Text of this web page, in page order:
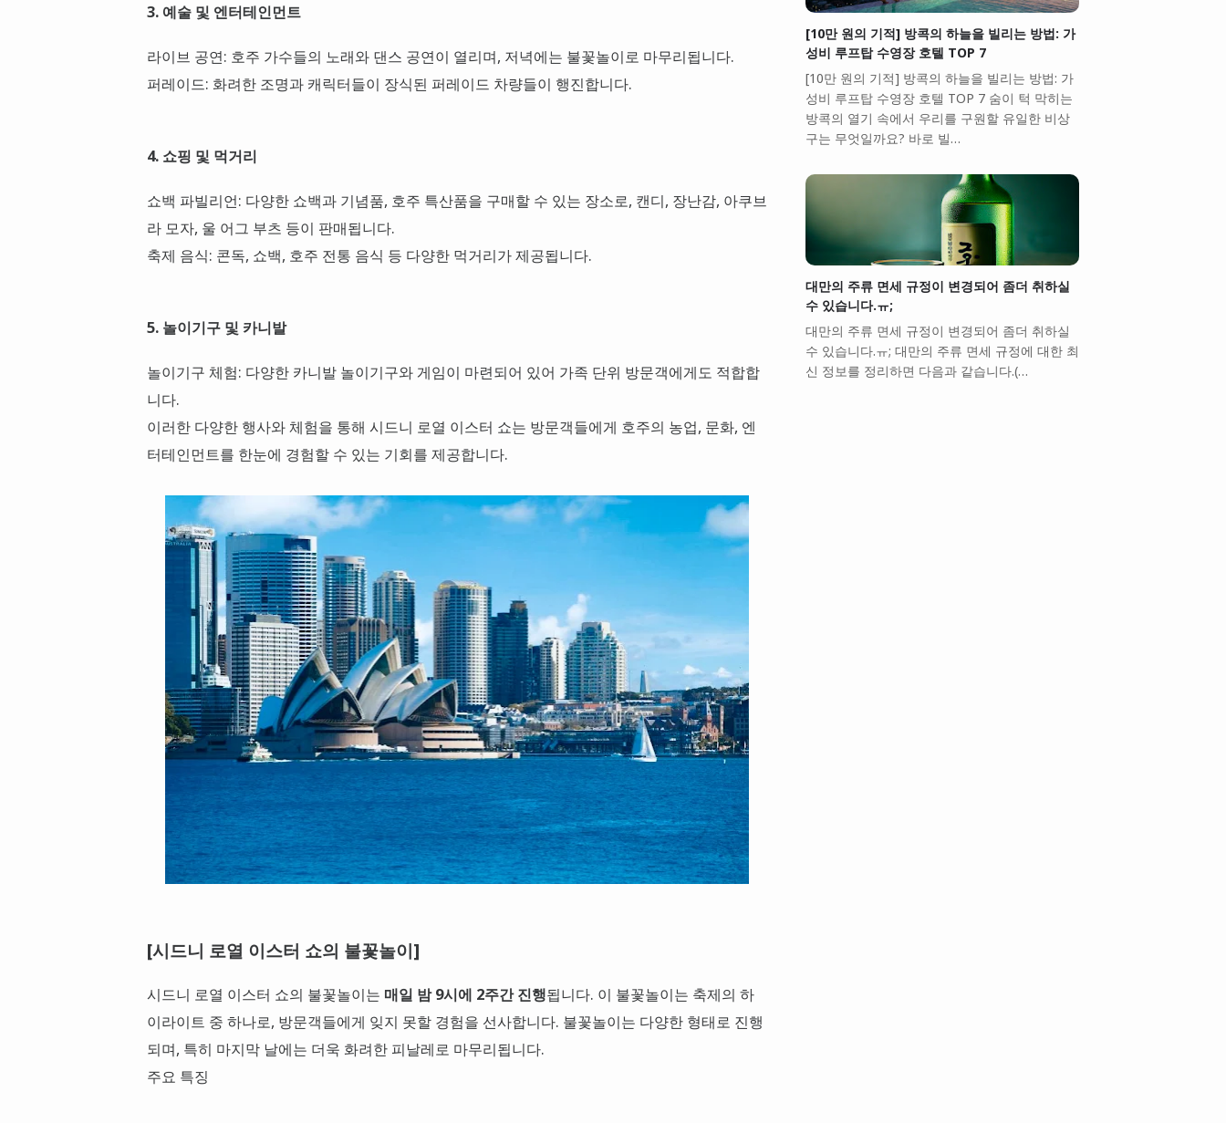
3. 예술 및 엔터테인먼트
라이브 공연: 호주 가수들의 노래와 댄스 공연이 열리며, 저녁에는 불꽃놀이로 마무리됩니다.
퍼레이드: 화려한 조명과 캐릭터들이 장식된 퍼레이드 차량들이 행진합니다.
4. 쇼핑 및 먹거리
쇼백 파빌리언: 다양한 쇼백과 기념품, 호주 특산품을 구매할 수 있는 장소로, 캔디, 장난감, 아쿠브
라 모자, 울 어그 부츠 등이 판매됩니다.
축제 음식: 콘독, 쇼백, 호주 전통 음식 등 다양한 먹거리가 제공됩니다.
5. 놀이기구 및 카니발
놀이기구 체험: 다양한 카니발 놀이기구와 게임이 마련되어 있어 가족 단위 방문객에게도 적합합
니다.
이러한 다양한 행사와 체험을 통해 시드니 로열 이스터 쇼는 방문객들에게 호주의 농업, 문화, 엔
터테인먼트를 한눈에 경험할 수 있는 기회를 제공합니다.
[시드니 로열 이스터 쇼의 불꽃놀이]
시드니 로열 이스터 쇼의 불꽃놀이는 매일 밤 9시에 2주간 진행됩니다. 이 불꽃놀이는 축제의 하
이라이트 중 하나로, 방문객들에게 잊지 못할 경험을 선사합니다. 불꽃놀이는 다양한 형태로 진행
되며, 특히 마지막 날에는 더욱 화려한 피날레로 마무리됩니다.
주요 특징
[10만 원의 기적] 방콕의 하늘을 빌리는 방법: 가
성비 루프탑 수영장 호텔 TOP 7
[10만 원의 기적] 방콕의 하늘을 빌리는 방법: 가
성비 루프탑 수영장 호텔 TOP 7 숨이 턱 막히는
방콕의 열기 속에서 우리를 구원할 유일한 비상
구는 무엇일까요? 바로 빌…
대만의 주류 면세 규정이 변경되어 좀더 취하실
수 있습니다.ㅠ;
대만의 주류 면세 규정이 변경되어 좀더 취하실
수 있습니다.ㅠ; 대만의 주류 면세 규정에 대한 최
신 정보를 정리하면 다음과 같습니다.(…